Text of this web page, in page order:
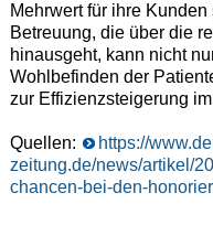
Mehrwert für ihre
Betreuung, die über die
hinausgeht, kann nicht
Wohlbefinden der
zur Effizienzsteigerung
Quellen:
https://
zeitung.de/news/artikel/
chancen-bei-den-